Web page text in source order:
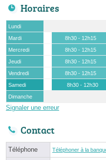
Horaires
Lundi
Mardi
8h30 - 12h15
Mercredi
8h30 - 12h15
Jeudi
8h30 - 12h15
Vendredi
8h30 - 12h15
Samedi
8h30 - 12h30
Dimanche
Signaler une erreur
Contact
Téléphone Téléphoner à la